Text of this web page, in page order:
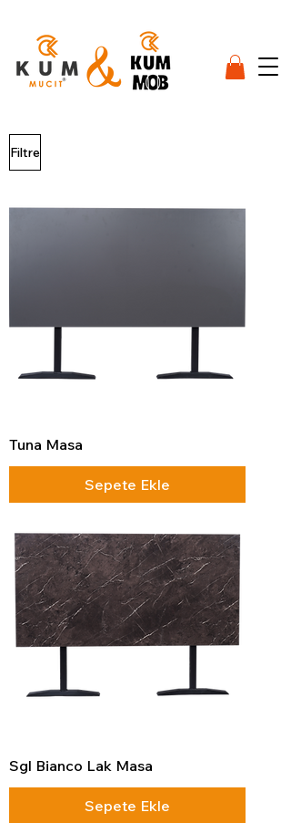
Filtre
Tuna Masa
Sepete Ekle
Sgl Bianco Lak Masa
Sepete Ekle